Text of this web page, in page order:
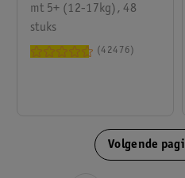
Luiers
mt 5+ (12-17kg), 48
stuks
42476
Volgende